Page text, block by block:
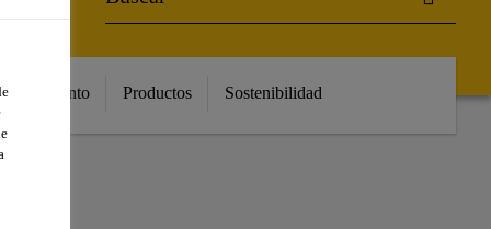
Productos Sostenibilidad